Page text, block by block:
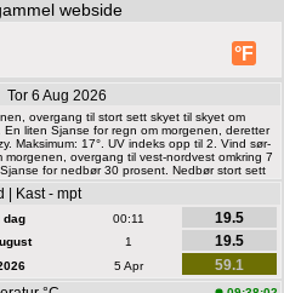
webside
°F
Tor 6 Aug 2026
overgang til stort sett skyet til skyet om
liten Sjanse for regn om morgenen, deretter
Maksimum: 17°. UV indeks opp til 2. Vind sør-
overgang til vest-nordvest omkring 7
for nedbør 30 prosent. Nedbør stort sett
| Kast - mpt
dag 00:11
19.5
1
19.5
5 Apr
59.1